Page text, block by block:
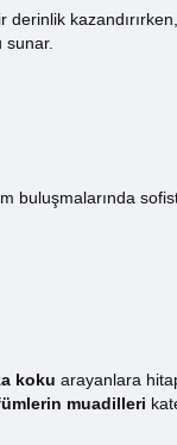
sunar.
koku arayanlara
muadilleri